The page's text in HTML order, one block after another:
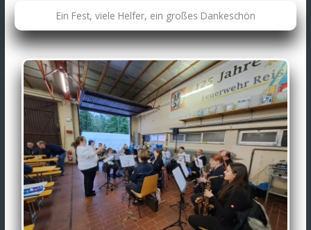
Ein Fest, viele Helfer, ein großes Dankeschön